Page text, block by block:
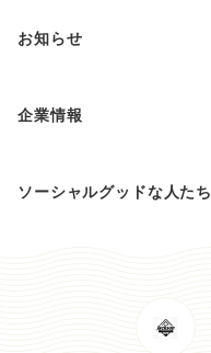
お知らせ
企業情報
ソーシャルグッドな人たち